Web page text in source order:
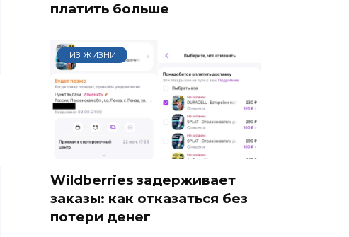
платить больше
ИЗ ЖИЗНИ
Wildberries задерживает
заказы: как отказаться без
потери денег